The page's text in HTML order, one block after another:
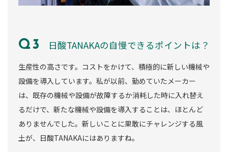
日酸TANAKAの自慢できるポイントは？
生産性の高さです。コストをかけて、積極的に新しい機械や
設備を導入しています。私が以前、勤めていたメーカー
は、既存の機械や設備が故障するか消耗した時に入れ替え
るだけで、新たな機械や設備を導入することは、ほとんど
ありませんでした。新しいことに果敢にチャレンジする風
土が、日酸TANAKAにはありますね。